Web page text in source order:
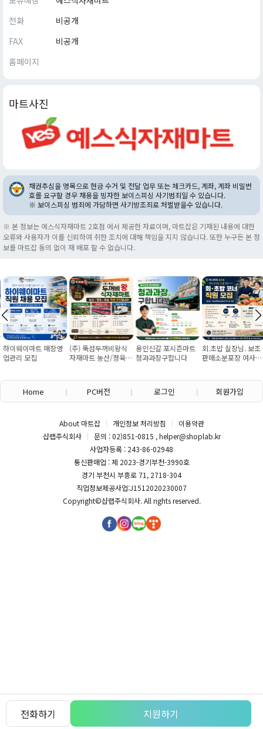
전화
비공개
FAX
비공개
홈페이지
마트사진
채권추심을 명목으로 현금 수거 및 전달 업무 또는 체크카드, 계좌, 계좌 비밀번
호를 요구할 경우 채용을 빙자한 보이스피싱 사기범죄일 수 있습니다.
※ 보이스피싱 범죄에 가담하면 사기방조죄로 처벌받을수 있습니다.
※ 본 정보는 예스식자재마트 2호점 에서 제공한 자료이며, 마트잡은 기재된 내용에 대한
오류와 사용자가 이를 신뢰하여 취한 조치에 대해 책임을 지지 않습니다. 또한 누구든 본 정
보를 마트잡 동의 없이 재 배포 할 수 없습니다.
전화하기 지원하기
하이웨이마트 매장영
업관리 모집
(주) 뚝섬두꺼비왕식
자재마트 농산/졍육/
용인신갈 포시즌마트
청과과장구합니다
회.초밥 실장님. 보조
판매소분포장 여사님
Home PC버전 로그인 회원가입
About 마트잡 개인정보 처리방침
이용약관
샵랩주식회사
문의 : 02)851-0815 , helper@shoplab.kr
사업자등록 : 243-86-02948
통신판매업 : 제 2023-경기부천-3990호
경기 부천시 부흥로 71, 2718-304
직업정보제공사업:J1512020230007
Copyright©샵랩주식회사. All rights reserved.